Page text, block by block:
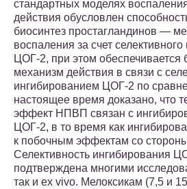
стандартных моделях
действия обусловлен
биосинтез простагландинов —
воспаления за счет
ЦОГ-2, при этом обеспечивается
механизм действия в связи с
ингибированием ЦОГ-2 по
настоящее время доказано, что
эффект НПВП связан с
ЦОГ-2, в то время как
к побочным эффектам со
Селективность ингибирования
подтверждена многими
так и ex vivo. Мелоксикам (7,5 и